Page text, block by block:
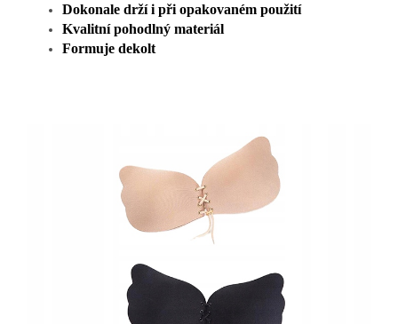
Dokonale drží i při opakovaném použití
Kvalitní pohodlný materiál
Formuje dekolt